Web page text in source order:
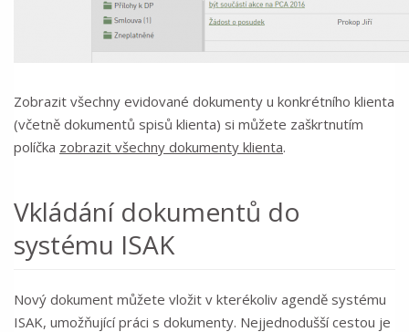
Zobrazit všechny evidované dokumenty u konkrétního klienta
(včetně dokumentů spisů klienta) si můžete zaškrtnutím
políčka zobrazit všechny dokumenty klienta.
Vkládání dokumentů do
systému ISAK
Nový dokument můžete vložit v kterékoliv agendě systému
ISAK, umožňující práci s dokumenty. Nejjednodušší cestou je